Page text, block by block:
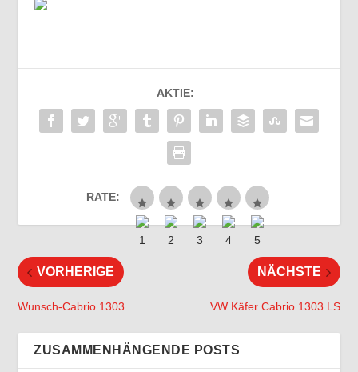
AKTIE:
RATE:
VORHERIGE
Wunsch-Cabrio 1303
NÄCHSTE
VW Käfer Cabrio 1303 LS
ZUSAMMENHÄNGENDE POSTS